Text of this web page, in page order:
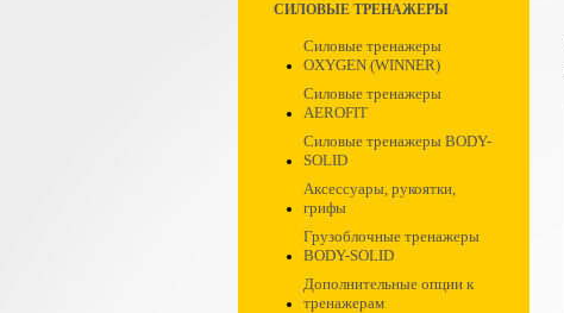
СИЛОВЫЕ ТРЕНАЖЕРЫ
Силовые тренажеры
OXYGEN (WINNER)
Силовые тренажеры
AEROFIT
Силовые тренажеры BODY-
SOLID
Аксессуары, рукоятки,
грифы
Грузоблочные тренажеры
BODY-SOLID
Дополнительные опции к
тренажерам